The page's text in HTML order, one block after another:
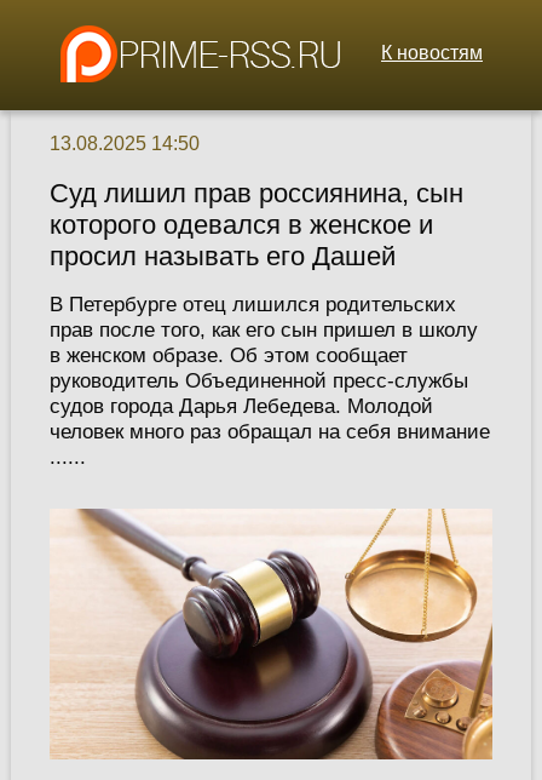
К новостям
13.08.2025 14:50
Суд лишил прав россиянина, сын
которого одевался в женское и
просил называть его Дашей
В Петербурге отец лишился родительских
прав после того, как его сын пришел в школу
в женском образе. Об этом сообщает
руководитель Объединенной пресс-службы
судов города Дарья Лебедева. Молодой
человек много раз обращал на себя внимание
......